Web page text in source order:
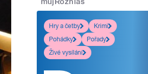
Hry a četby
Krimi
Pohádky
Pořady
Živé vysílání